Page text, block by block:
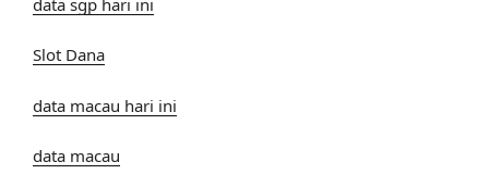
Slot Dana
data macau hari ini
data macau